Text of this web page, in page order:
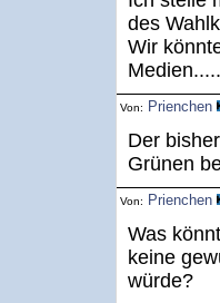
des
Wir
Medien.....
Von: Prienchen
Der
Grünen
Von: Prienchen
Was
keine
würde?